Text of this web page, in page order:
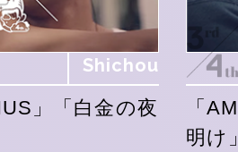
Shichou
」「白金の夜
「
明け